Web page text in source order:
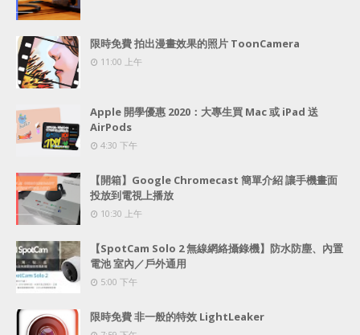
限時免費 拍出漫畫效果的照片 ToonCamera
11:00 上午
Apple 開學優惠 2020：大專生買 Mac 或 iPad 送
AirPods
4:30 下午
【開箱】Google Chromecast 簡單介紹 讓手機畫面
投放到電視上播放
10:30 上午
【SpotCam Solo 2 無線網絡攝錄機】防水防塵、內置
電池 室內／戶外通用
5:00 下午
限時免費 非一般的特效 LightLeaker